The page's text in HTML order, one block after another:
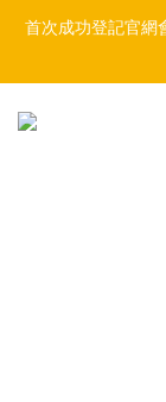
首次成功登記官網